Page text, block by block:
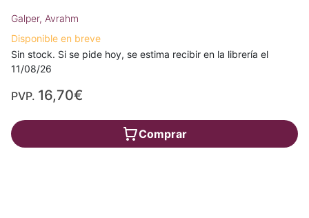
Galper, Avrahm
Disponible en breve
Sin stock. Si se pide hoy, se estima recibir en la librería el
11/08/26
PVP. 16,70€
Comprar